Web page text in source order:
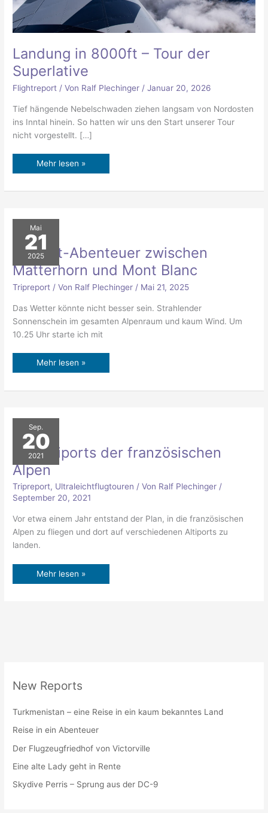
Landung in 8000ft – Tour der
Superlative
Flightreport / Von Ralf Plechinger /Januar 20, 2026
Tief hängende Nebelschwaden ziehen langsam von Nordosten
ins Inntal hinein. So hatten wir uns den Start unserer Tour
nicht vorgestellt. […]
Mehr lesen »
Mai
21
2025
Altiport-Abenteuer zwischen
Matterhorn und Mont Blanc
Tripreport / Von Ralf Plechinger/ Mai 21, 2025
Das Wetter könnte nicht besser sein. Strahlender
Sonnenschein im gesamten Alpenraum und kaum Wind. Um
10.25 Uhr starte ich mit
Altiport-
Abenteuer
zwischen
Matterhorn
und
Mont
Blanc
Mehr lesen »
Sep.
20
2021
Die Altiports der französischen
Alpen
Tripreport, Ultraleichtflugtouren / Von Ralf Plechinger/
September 20, 2021
Vor etwa einem Jahr entstand der Plan, in die französischen
Alpen zu fliegen und dort auf verschiedenen Altiports zu
landen.
Die
Altiports
der
französischen
Alpen
Mehr lesen »
New Reports
Turkmenistan – eine Reise in ein kaum bekanntes Land
Reise in ein Abenteuer
Der Flugzeugfriedhof von Victorville
Eine alte Lady geht in Rente
Skydive Perris – Sprung aus der DC-9